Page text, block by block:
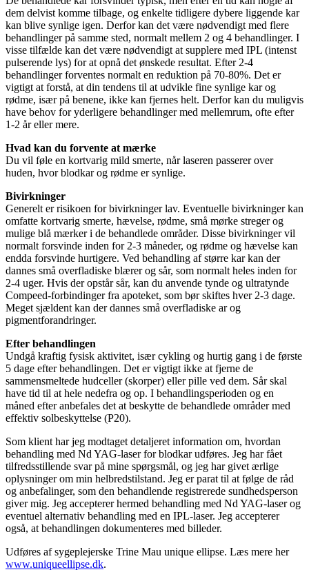
dem delvist komme tilbage, og enkelte tidligere dybere liggende kar
kan blive synlige igen. Derfor kan det være nødvendigt med flere
behandlinger på samme sted, normalt mellem 2 og 4 behandlinger. I
visse tilfælde kan det være nødvendigt at supplere med IPL (intenst
pulserende lys) for at opnå det ønskede resultat. Efter 2-4
behandlinger forventes normalt en reduktion på 70-80%. Det er
vigtigt at forstå, at din tendens til at udvikle fine synlige kar og
rødme, især på benene, ikke kan fjernes helt. Derfor kan du muligvis
have behov for yderligere behandlinger med mellemrum, ofte efter
1-2 år eller mere.
Hvad kan du forvente at mærke
Du vil føle en kortvarig mild smerte, når laseren passerer over
huden, hvor blodkar og rødme er synlige.
Bivirkninger
Generelt er risikoen for bivirkninger lav. Eventuelle bivirkninger kan
omfatte kortvarig smerte, hævelse, rødme, små mørke streger og
mulige blå mærker i de behandlede områder. Disse bivirkninger vil
normalt forsvinde inden for 2-3 måneder, og rødme og hævelse kan
endda forsvinde hurtigere. Ved behandling af større kar kan der
dannes små overfladiske blærer og sår, som normalt heles inden for
2-4 uger. Hvis der opstår sår, kan du anvende tynde og ultratynde
Compeed-forbindinger fra apoteket, som bør skiftes hver 2-3 dage.
Meget sjældent kan der dannes små overfladiske ar og
pigmentforandringer.
Efter behandlingen
Undgå kraftig fysisk aktivitet, især cykling og hurtig gang i de første
5 dage efter behandlingen. Det er vigtigt ikke at fjerne de
sammensmeltede hudceller (skorper) eller pille ved dem. Sår skal
have tid til at hele nedefra og op. I behandlingsperioden og en
måned efter anbefales det at beskytte de behandlede områder med
effektiv solbeskyttelse (P20).
Som klient har jeg modtaget detaljeret information om, hvordan
behandling med Nd YAG-laser for blodkar udføres. Jeg har fået
tilfredsstillende svar på mine spørgsmål, og jeg har givet ærlige
oplysninger om min helbredstilstand. Jeg er parat til at følge de råd
og anbefalinger, som den behandlende registrerede sundhedsperson
giver mig. Jeg accepterer hermed behandling med Nd YAG-laser og
eventuel alternativ behandling med en IPL-laser. Jeg accepterer
også, at behandlingen dokumenteres med billeder.
Udføres af sygeplejerske Trine Mau unique ellipse. Læs mere her
www.uniqueellipse.dk.